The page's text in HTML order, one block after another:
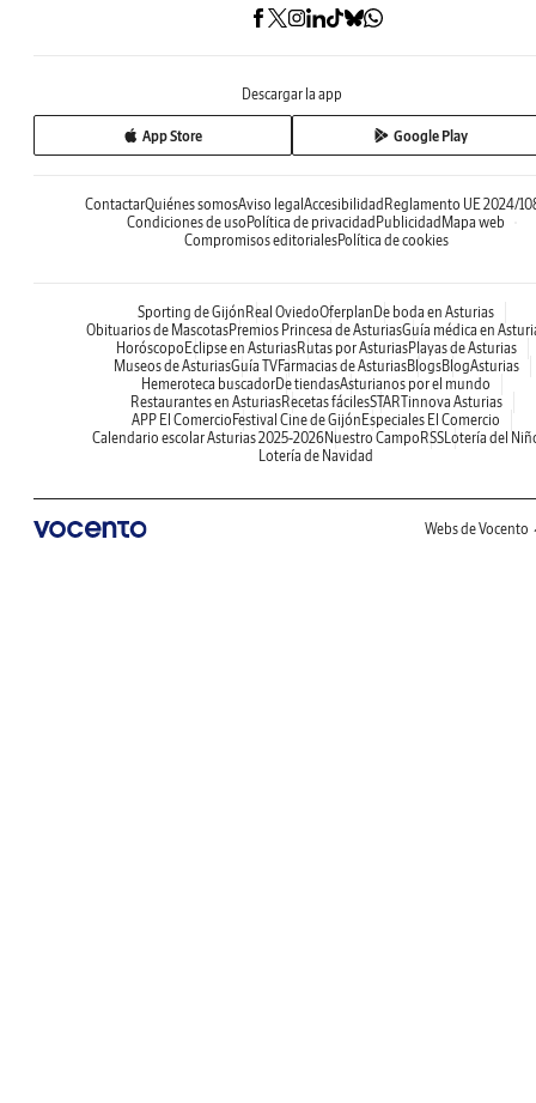
Descargar la app
App Store Google Play
ContactarQuiénes somosAviso legal Accesibilidad Reglamento UE 2024/
Condiciones de uso Política de privacidad Publicidad Mapa web
Compromisos editorialesPolítica de cookies
Sporting de Gijón Real OviedoOferplan De boda en Asturias
Obituarios de MascotasPremios Princesa de AsturiasGuía médica en
Horóscopo Eclipse en AsturiasRutas por AsturiasPlayas de Asturias
Museos de AsturiasGuía TVFarmacias de AsturiasBlogsBlogAsturias
Hemeroteca buscadorDe tiendasAsturianos por el mundo
Restaurantes en AsturiasRecetas fácilesSTARTinnova Asturias
APP El Comercio Festival Cine de Gijón Especiales El Comercio
Calendario escolar Asturias 2025-2026Nuestro Campo RSSLotería del
Lotería de Navidad
Webs de Vocento